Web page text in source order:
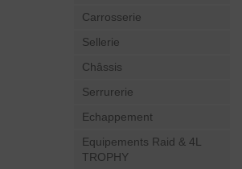
Carrosserie
Sellerie
Châssis
Serrurerie
Echappement
Equipements Raid & 4L
TROPHY